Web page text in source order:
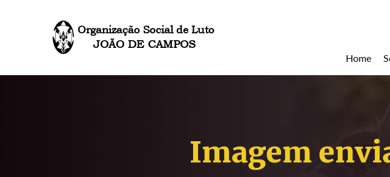
JOÃO DE CAMPOS
Organização Social de Luto
Home
Imagem